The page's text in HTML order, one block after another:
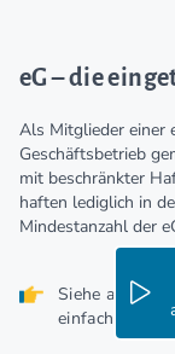
eG – die
Als Mitglieder einer
Geschäftsbetrieb
mit beschränkter
haften lediglich in
Mindestanzahl der
Siehe auch
einfach